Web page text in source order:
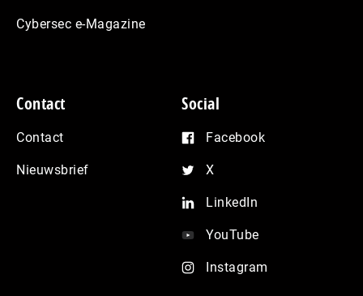
Cybersec e-Magazine
Contact
Contact
Nieuwsbrief
Social
Facebook
X
LinkedIn
YouTube
Instagram